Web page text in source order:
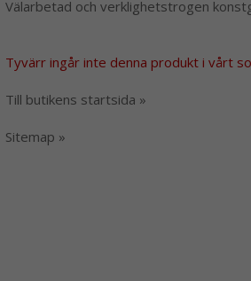
Välarbetad och verklighetstrogen
Tyvärr ingår inte denna produkt i vårt
Till butikens startsida »
Sitemap »